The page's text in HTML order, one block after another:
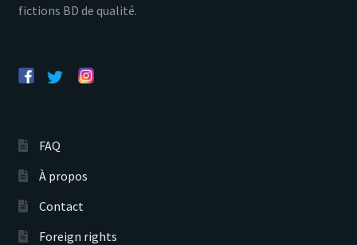
fictions BD de qualité.
FAQ
À propos
Contact
Foreign rights